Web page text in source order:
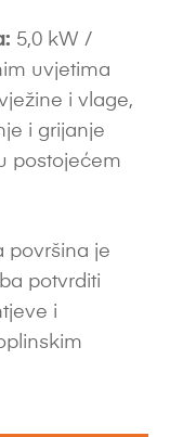
5,0 kW /
uvjetima
i vlage,
i grijanje
postojećem
površina je
potvrditi
i